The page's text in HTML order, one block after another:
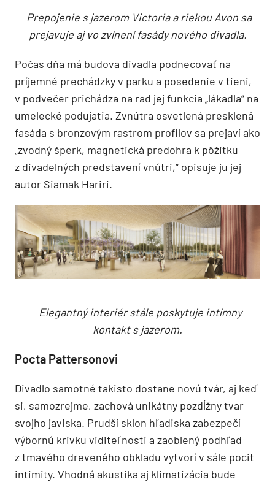
Prepojenie s jazerom Victoria a riekou Avon sa
prejavuje aj vo zvlnení fasády nového divadla.
Počas dňa má budova divadla podnecovať na
príjemné prechádzky v parku a posedenie v tieni,
v podvečer prichádza na rad jej funkcia „lákadla“ na
umelecké podujatia. Zvnútra osvetlená presklená
fasáda s bronzovým rastrom profilov sa prejaví ako
„zvodný šperk, magnetická predohra k pôžitku
z divadelných predstavení vnútri,“ opisuje ju jej
autor Siamak Hariri.
Elegantný interiér stále poskytuje intímny
kontakt s jazerom.
Pocta Pattersonovi
Divadlo samotné takisto dostane novú tvár, aj keď
si, samozrejme, zachová unikátny pozdĺžny tvar
svojho javiska. Prudší sklon hľadiska zabezpečí
výbornú krivku viditeľnosti a zaoblený podhľad
z tmavého dreveného obkladu vytvorí v sále pocit
intimity. Vhodná akustika aj klimatizácia bude